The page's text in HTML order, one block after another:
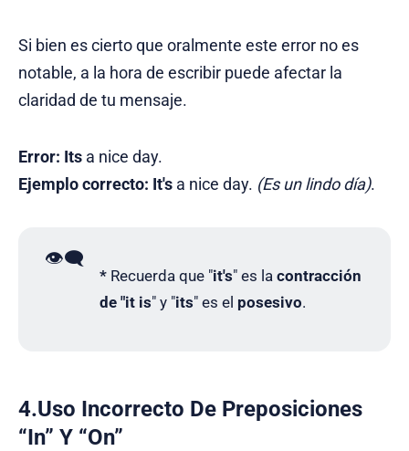
Si bien es cierto que oralmente este error no es
notable, a la hora de escribir puede afectar la
claridad de tu mensaje.
Error: Its a nice day.
Ejemplo correcto: It's a nice day. (Es un lindo día).
👁️‍🗨️
* Recuerda que "it's" es lacontracción
de "it is" y "its" es el posesivo.
4.Uso Incorrecto De Preposiciones
“In” Y “On”